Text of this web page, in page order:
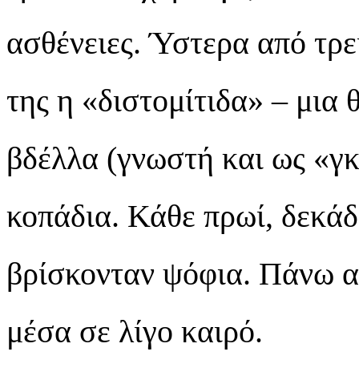
ασθένειες. Ύστερα από
της η «διστομίτιδα» –
βδέλλα (γνωστή και ως
κοπάδια. Κάθε πρωί,
βρίσκονταν ψόφια. Πάνω
μέσα σε λίγο καιρό.